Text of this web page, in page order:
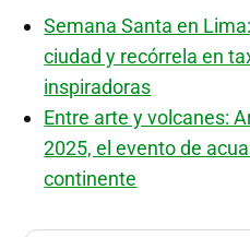
Semana Santa en
ciudad y recórrela en
inspiradoras
Entre arte y volcanes:
2025, el evento de
continente